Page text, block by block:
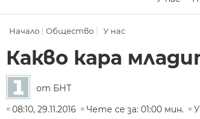
Начало Общество У нас
Какво кара
от БНТ
08:10, 29.11.2016
Чете се за: 01:00 мин.